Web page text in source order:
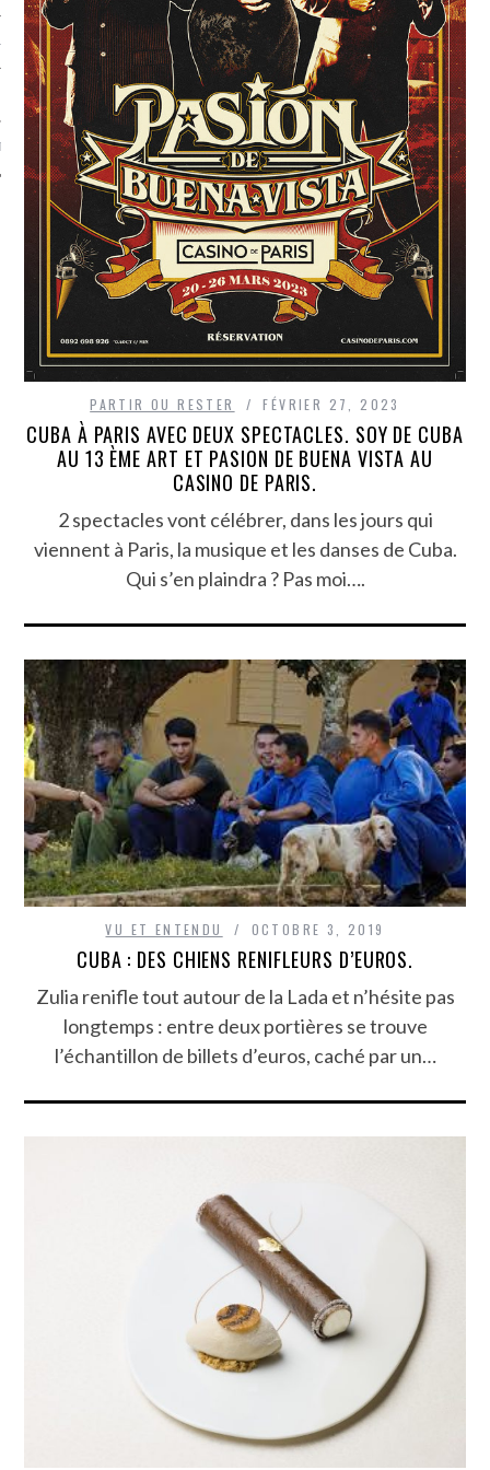
ARCACHON
PARTIR OU RESTER FÉVRIER 27, 2023
CUBA À PARIS AVEC DEUX SPECTACLES. SOY DE CUBA
AU 13 ÈME ART ET PASION DE BUENA VISTA AU
CASINO DE PARIS.
2 spectacles vont célébrer, dans les jours qui
viennent à Paris, la musique et les danses de Cuba.
Qui s’en plaindra ? Pas moi….
VU ET ENTENDU OCTOBRE 3, 2019
CUBA : DES CHIENS RENIFLEURS D’EUROS.
Zulia renifle tout autour de la Lada et n’hésite pas
longtemps : entre deux portières se trouve
l’échantillon de billets d’euros, caché par un…